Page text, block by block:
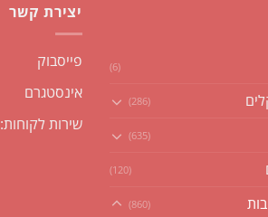
(6)
(286)
(635)
(120)
(860)
יצירת קשר
פייסבוק
אינסטגרם
שירות לקוחות: 03-614-7973